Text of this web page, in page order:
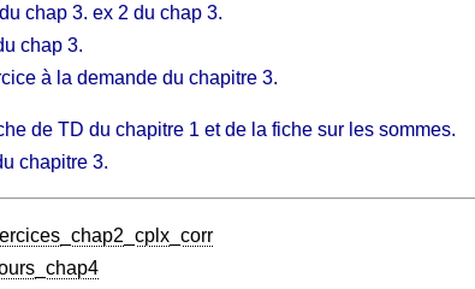
chap 3. ex 2 du chap 3.
chap 3.
à la demande du chapitre 3.
de TD du chapitre 1 et de la fiche sur les sommes.
chapitre 3.